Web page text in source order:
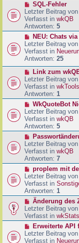
a
g
B
e
i
t
a
g
N
e
u
e
r
B
e
i
t
a
g
SQL-Fehler
Letzter Beitrag von
Verfasst in wkQB
Antworten: 5
N
e
u
e
r
B
e
i
t
a
g
NEU: Chats
Letzter Beitrag von
Verfasst in
Antworten: 25
N
e
u
e
r
B
e
i
t
a
g
Link zum
Letzter Beitrag von
Verfasst in wkTools
Antworten: 1
N
e
u
e
r
B
e
i
t
a
g
WkQuoteBot
Letzter Beitrag von
Verfasst in wkQB
Antworten: 5
N
e
u
e
r
B
e
i
t
a
g
Letzter Beitrag von
Verfasst in wkQB
Antworten: 7
N
e
u
e
r
B
e
i
r
a
proplem mit
Letzter Beitrag von
Verfasst in
Antworten: 1
N
e
u
e
r
B
Änderung des
Letzter Beitrag von
Verfasst in wkStats
N
e
u
Erweiterte API
Letzter Beitrag von
Verfasst in